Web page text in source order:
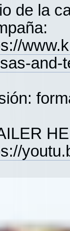
de la
and-